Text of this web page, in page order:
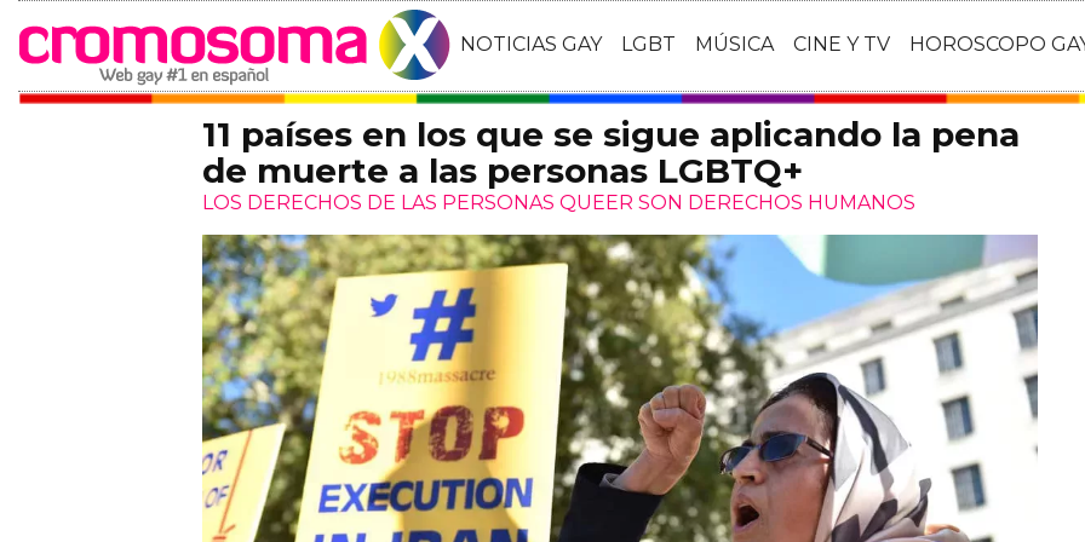
NOTICIAS GAY LGBT MÚSICA CINE Y TV HOROSCOPO
11 países en los que se sigue aplicando la pena
de muerte a las personas LGBTQ+
LOS DERECHOS DE LAS PERSONAS QUEER SON DERECHOS HUMANOS